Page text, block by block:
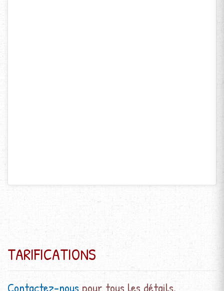
TARIFICATIONS
Contactez-nous pour tous les détails.